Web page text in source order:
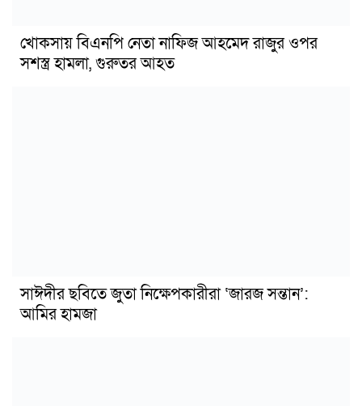
খোকসায় বিএনপি নেতা নাফিজ আহমেদ রাজুর ওপর
সশস্ত্র হামলা, গুরুতর আহত
সাঈদীর ছবিতে জুতা নিক্ষেপকারীরা ‘জারজ সন্তান’:
আমির হামজা